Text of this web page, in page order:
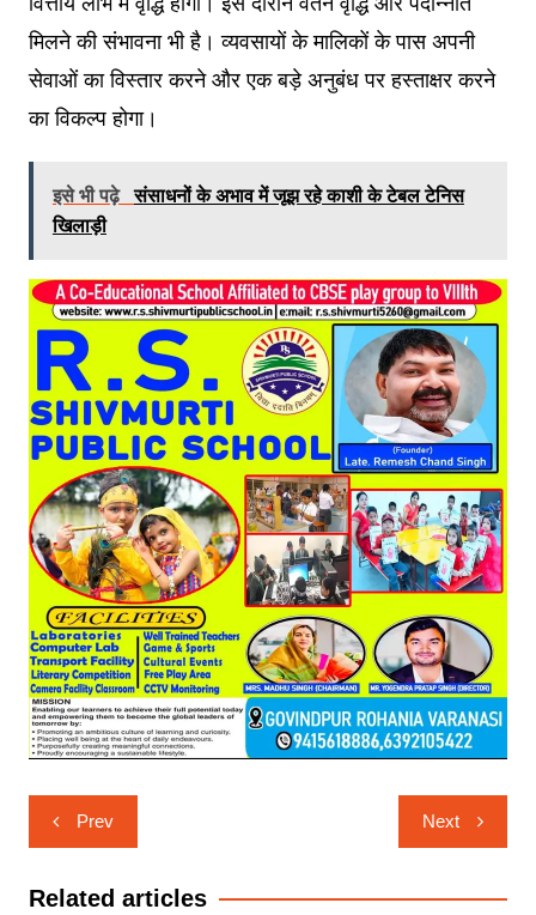
मिलने की संभावना भी है। व्यवसायों के मालिकों के पास अपनी
सेवाओं का विस्तार करने और एक बड़े अनुबंध पर हस्ताक्षर करने
का विकल्प होगा।
इसे भी पढ़े संसाधनों के अभाव में जूझ रहे काशी के टेबल टेनिस
खिलाड़ी
Post
navigation
Prev Next
Related articles